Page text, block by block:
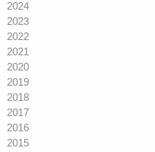
2024
2023
2022
2021
2020
2019
2018
2017
2016
2015